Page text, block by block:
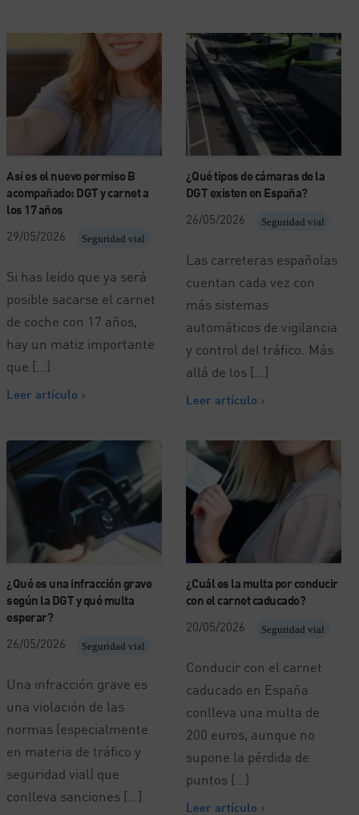
Así es el nuevo permiso B
acompañado: DGT y carnet a
los 17 años
29/05/2026
Seguridad vial
Si has leído que ya será
posible sacarse el carnet
de coche con 17 años,
hay un matiz importante
que […]
Leer artículo
¿Qué tipos de cámaras de la
DGT existen en España?
26/05/2026
Seguridad vial
Las carreteras españolas
cuentan cada vez con
más sistemas
automáticos de vigilancia
y control del tráfico. Más
allá de los […]
Leer artículo
¿Qué es una infracción grave
según la DGT y qué multa
esperar?
26/05/2026
Seguridad vial
Una infracción grave es
una violación de las
normas (especialmente
en materia de tráfico y
seguridad vial) que
conlleva sanciones […]
¿Cuál es la multa por conducir
con el carnet caducado?
20/05/2026
Seguridad vial
Conducir con el carnet
caducado en España
conlleva una multa de
200 euros, aunque no
supone la pérdida de
puntos […]
Leer artículo